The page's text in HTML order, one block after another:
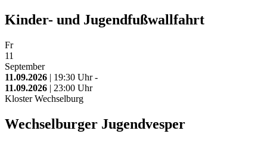
Kinder- und Jugendfußwallfahrt
Fr
11
September
11.09.2026 | 19:30 Uhr -
11.09.2026 | 23:00 Uhr
Kloster Wechselburg
Wechselburger Jugendvesper